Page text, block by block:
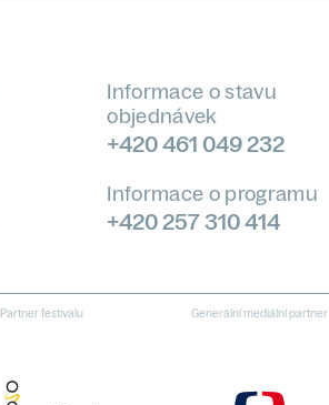
Informace o stavu
objednávek
+420 461 049 232
Informace o programu
+420 257 310 414
Partner festivalu Generální mediální partner